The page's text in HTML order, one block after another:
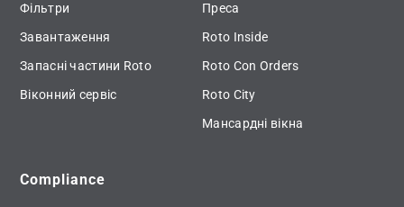
Фільтри
Завантаження
Запасні частини Roto
Віконний сервіс
Преса
Roto Inside
Roto Con Orders
Roto City
Мансардні вікна
Compliance